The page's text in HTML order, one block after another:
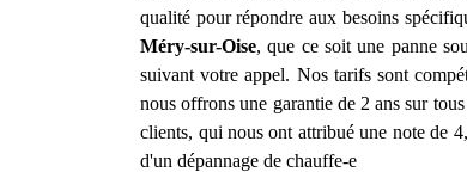
qualité pour répondre aux besoins
Méry-sur-Oise, que ce soit une panne
suivant votre appel. Nos tarifs sont
nous offrons une garantie de 2 ans sur
clients, qui nous ont attribué une note de
d'un dépannage de chauffe-e